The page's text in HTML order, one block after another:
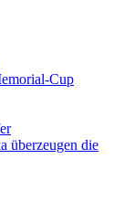
Cup
überzeugen die